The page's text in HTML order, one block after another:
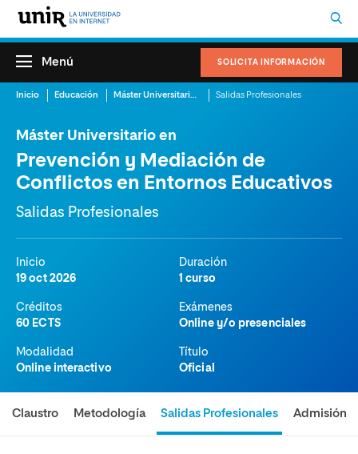
SOLICITA INFORMACIÓN
Menú
Inicio Educación Máster Universitario en Prevención y Mediación de Conflictos en Entornos Educativos Salidas Profesionales
Máster Universitario en
Prevención y Mediación de
Conflictos en Entornos Educativos
Salidas Profesionales
Inicio
19 oct 2026
Duración
1 curso
Créditos
60 ECTS
Exámenes
Online y/o presenciales
Modalidad
Online interactivo
Título
Oficial
Claustro Metodología Salidas Profesionales Admisión